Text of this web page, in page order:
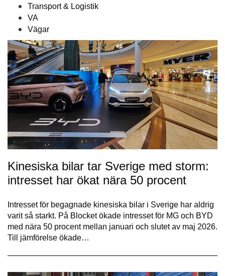
Transport & Logistik
VA
Vägar
Kinesiska bilar tar Sverige med storm:
intresset har ökat nära 50 procent
Intresset för begagnade kinesiska bilar i Sverige har aldrig
varit så starkt. På Blocket ökade intresset för MG och BYD
med nära 50 procent mellan januari och slutet av maj 2026.
Till jämförelse ökade…